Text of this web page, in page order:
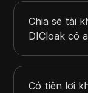
Chia sẻ tài
DICloak có
Có tiện lợi